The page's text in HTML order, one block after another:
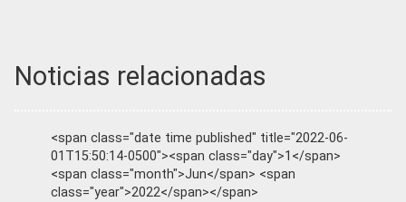
Noticias relacionadas
<span class="date time published" title="2022-06-
01T15:50:14-0500"><span class="day">1</span>
<span class="month">Jun</span> <span
class="year">2022</span></span>